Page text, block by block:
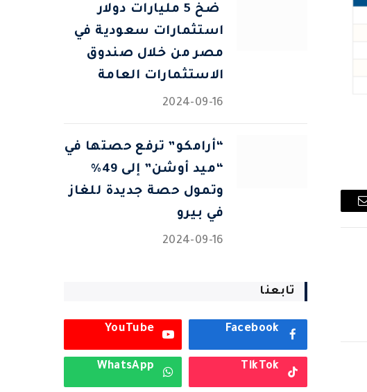
البريد
⁠ ضخ 5 مليارات دولار
استثمارات سعودية في
مصر من خلال صندوق
الاستثمارات العامة
2024-09-16
“أرامكو” ترفع حصتها في
“ميد أوشن” إلى 49%
وتمول حصة جديدة للغاز
في بيرو
2024-09-16
تابعنا
Facebook
YouTube
TikTok
WhatsApp